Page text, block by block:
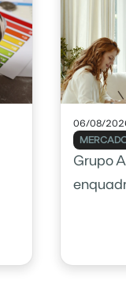
06/08/
Grupo